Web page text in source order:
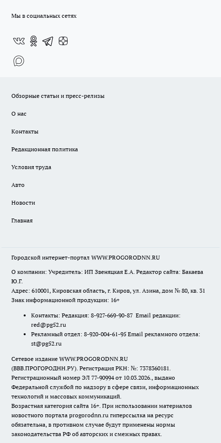
Мы в социальных сетях
Обзорные статьи и пресс-релизы
О нас
Контакты
Редакционная политика
Условия труда
Авто
Новости
Главная
Городской интернет-портал WWW.PROGORODNN.RU
О компании: Учредитель: ИП Звеняцкая Е.А. Редактор сайта: Бакаева
Ю.Г.
Адрес: 610001, Кировская область, г. Киров, ул. Азина, дом № 80, кв. 31
Знак информационной продукции: 16+
Контакты: Редакция: 8-927-669-90-87 Email редакции:
red@pg52.ru
Рекламный отдел: 8-920-004-61-95 Email рекламного отдела:
st@pg52.ru
Сетевое издание WWW.PROGORODNN.RU
(ВВВ.ПРОГОРОДНН.РУ). Регистрация РКН: №: 7378360181.
Регистрационный номер ЭЛ 77-90994 от 10.03.2026., выдано
Федеральной службой по надзору в сфере связи, информационных
технологий и массовых коммуникаций.
Возрастная категория сайта 16+. При использовании материалов
новостного портала progorodnn.ru гиперссылка на ресурс
обязательна, в противном случае будут применены нормы
законодательства РФ об авторских и смежных правах.